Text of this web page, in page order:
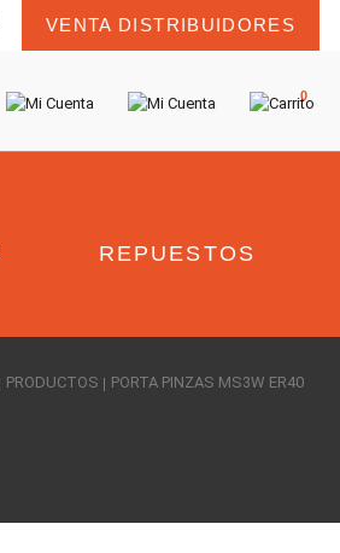
VENTA DISTRIBUIDORES
0
REPUESTOS
PRODUCTOS PORTA PINZAS MS3W ER40